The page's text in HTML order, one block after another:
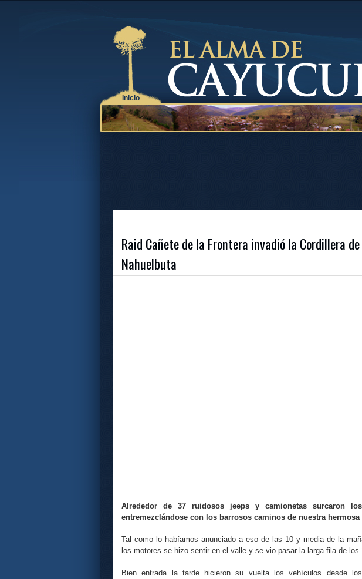
Inicio
Raid Cañete de la Frontera invadió la Cordillera de
Nahuelbuta
Alrededor de 37 ruidosos jeeps y camionetas surcaron
entremezclándose con los barrosos caminos de nuestra
Tal como lo habíamos anunciado a eso de las 10 y media de la
los motores se hizo sentir en el valle y se vio pasar la larga fila de los
Bien entrada la tarde hicieron su vuelta los vehículos desde